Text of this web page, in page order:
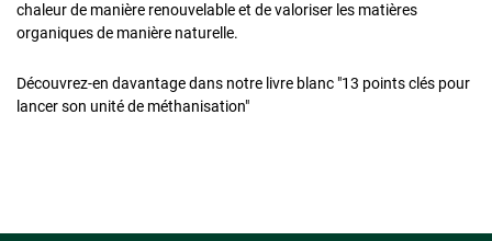
chaleur de manière renouvelable et de valoriser les matières
organiques de manière naturelle.
Découvrez-en davantage dans notre livre blanc "13 points clés pour
lancer son unité de méthanisation"